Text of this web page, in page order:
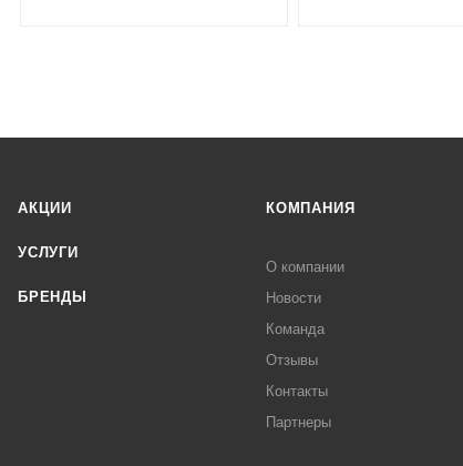
АКЦИИ
УСЛУГИ
БРЕНДЫ
КОМПАНИЯ
О компании
Новости
Команда
Отзывы
Контакты
Партнеры